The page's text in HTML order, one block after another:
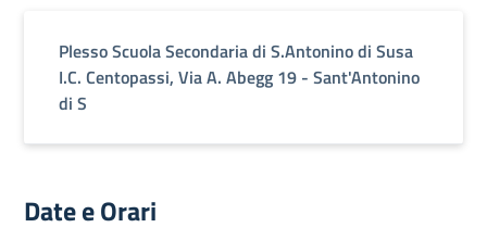
Plesso Scuola Secondaria di S.Antonino di Susa
I.C. Centopassi, Via A. Abegg 19 - Sant'Antonino
di S
Date e Orari